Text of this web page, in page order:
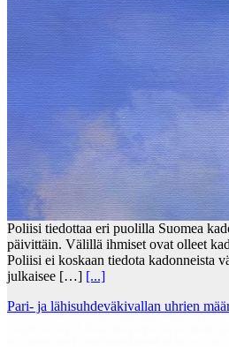
Poliisi tiedottaa eri puolilla Suomea
päivittäin. Välillä ihmiset ovat olleet
Poliisi ei koskaan tiedota kadonneista
julkaisee […] [...]
Pari- ja lähisuhdeväkivallan uhrien